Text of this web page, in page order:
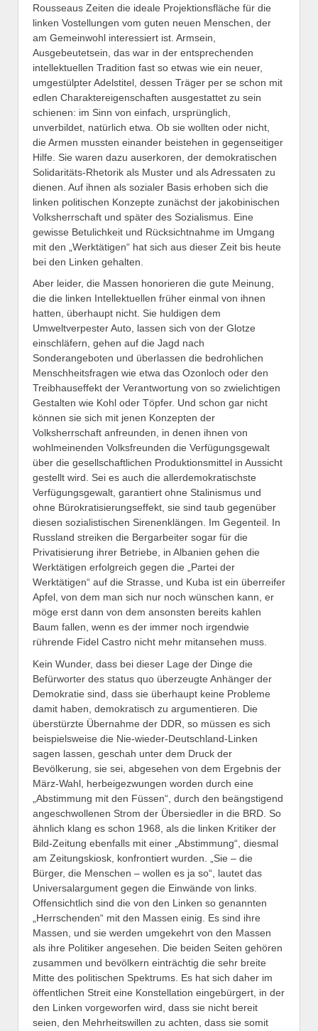
Rousseaus Zeiten die ideale Projektionsfläche für die
linken Vostellungen vom guten neuen Menschen, der
am Gemeinwohl interessiert ist. Armsein,
Ausgebeutetsein, das war in der entsprechenden
intellektuellen Tradition fast so etwas wie ein neuer,
umgestülpter Adelstitel, dessen Träger per se schon mit
edlen Charaktereigenschaften ausgestattet zu sein
schienen: im Sinn von einfach, ursprünglich,
unverbildet, natürlich etwa. Ob sie wollten oder nicht,
die Armen mussten einander beistehen in gegenseitiger
Hilfe. Sie waren dazu auserkoren, der demokratischen
Solidaritäts-Rhetorik als Muster und als Adressaten zu
dienen. Auf ihnen als sozialer Basis erhoben sich die
linken politischen Konzepte zunächst der jakobinischen
Volksherrschaft und später des Sozialismus. Eine
gewisse Betulichkeit und Rücksichtnahme im Umgang
mit den „Werktätigen“ hat sich aus dieser Zeit bis heute
bei den Linken gehalten.
Aber leider, die Massen honorieren die gute Meinung,
die die linken Intellektuellen früher einmal von ihnen
hatten, überhaupt nicht. Sie huldigen dem
Umweltverpester Auto, lassen sich von der Glotze
einschläfern, gehen auf die Jagd nach
Sonderangeboten und überlassen die bedrohlichen
Menschheitsfragen wie etwa das Ozonloch oder den
Treibhauseffekt der Verantwortung von so zwielichtigen
Gestalten wie Kohl oder Töpfer. Und schon gar nicht
können sie sich mit jenen Konzepten der
Volksherrschaft anfreunden, in denen ihnen von
wohlmeinenden Volksfreunden die Verfügungsgewalt
über die gesellschaftlichen Produktionsmittel in Aussicht
gestellt wird. Sei es auch die allerdemokratischste
Verfügungsgewalt, garantiert ohne Stalinismus und
ohne Bürokratisierungseffekt, sie sind taub gegenüber
diesen sozialistischen Sirenenklängen. Im Gegenteil. In
Russland streiken die Bergarbeiter sogar für die
Privatisierung ihrer Betriebe, in Albanien gehen die
Werktätigen erfolgreich gegen die „Partei der
Werktätigen“ auf die Strasse, und Kuba ist ein überreifer
Apfel, von dem man sich nur noch wünschen kann, er
möge erst dann von dem ansonsten bereits kahlen
Baum fallen, wenn es der immer noch irgendwie
rührende Fidel Castro nicht mehr mitansehen muss.
Kein Wunder, dass bei dieser Lage der Dinge die
Befürworter des status quo überzeugte Anhänger der
Demokratie sind, dass sie überhaupt keine Probleme
damit haben, demokratisch zu argumentieren. Die
überstürzte Übernahme der DDR, so müssen es sich
beispielsweise die Nie-wieder-Deutschland-Linken
sagen lassen, geschah unter dem Druck der
Bevölkerung, sie sei, abgesehen von dem Ergebnis der
März-Wahl, herbeigezwungen worden durch eine
„Abstimmung mit den Füssen“, durch den beängstigend
angeschwollenen Strom der Übersiedler in die BRD. So
ähnlich klang es schon 1968, als die linken Kritiker der
Bild-Zeitung ebenfalls mit einer „Abstimmung“, diesmal
am Zeitungskiosk, konfrontiert wurden. „Sie – die
Bürger, die Menschen – wollen es ja so“, lautet das
Universalargument gegen die Einwände von links.
Offensichtlich sind die von den Linken so genannten
„Herrschenden“ mit den Massen einig. Es sind ihre
Massen, und sie werden umgekehrt von den Massen
als ihre Politiker angesehen. Die beiden Seiten gehören
zusammen und bevölkern einträchtig die sehr breite
Mitte des politischen Spektrums. Es hat sich daher im
öffentlichen Streit eine Konstellation eingebürgert, in der
den Linken vorgeworfen wird, dass sie nicht bereit
seien, den Mehrheitswillen zu achten, dass sie somit